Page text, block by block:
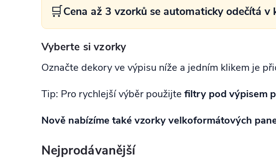
🛒Cena až 3 vzorků se automaticky odečítá v
Vyberte si vzorky
Označte dekory ve výpisu níže a jedním klikem je
Tip: Pro rychlejší výběr použijte filtry pod výpisem
Nově nabízíme také vzorky velkoformátových
Nejprodávanější